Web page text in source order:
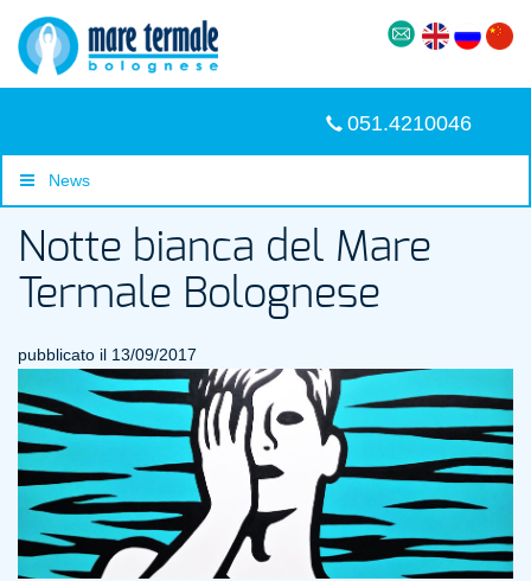
051.4210046
News
Notte bianca del Mare
Termale Bolognese
pubblicato il 13/09/2017